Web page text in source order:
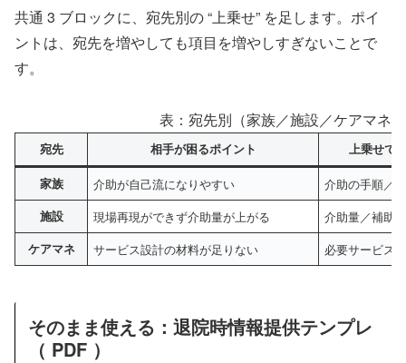
共通 3 ブロックに、宛先別の “上乗せ” を足します。ポイ
ントは、宛先を増やしても項目を増やしすぎないことで
す。
表：宛先別（家族／施設／ケアマネ
宛先 相手が困るポイント 上乗せで
家族 介助が自己流になりやすい 介助の手順／
施設 現場再現ができず介助量が上がる 介助量／補助
ケアマネ サービス設計の材料が足りない 必要サービス
そのまま使える：退院時情報提供テンプレ
（ PDF ）